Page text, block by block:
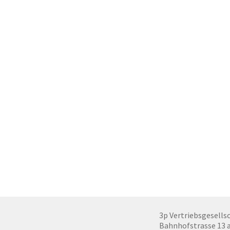
3p
Bahnhofstrasse 13 a